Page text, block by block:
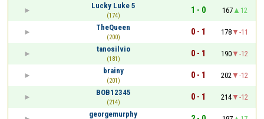
Lucky Luke 5
(174)
1 - 0 167
12
TheQueen
(200)
0 - 1 178
-11
tanosilvio
(181)
0 - 1 190
-12
brainy
(201)
0 - 1 202
-12
BOB12345
(214)
0 - 1 214
-12
georgemurphy